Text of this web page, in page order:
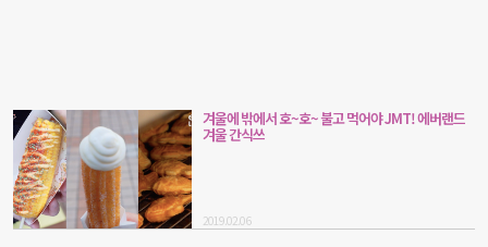
겨울에 밖에서 호~호~ 불고 먹어야 JMT! 에버랜드
겨울 간식쓰
2019.02.06